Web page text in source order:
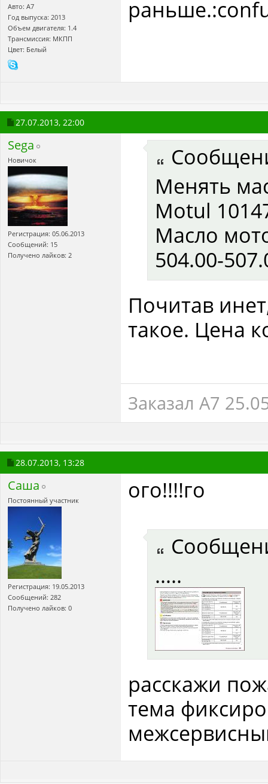
Авто: A7
Год выпуска: 2013
Объем двигателя: 1.4
Трансмиссия: МКПП
Цвет: Белый
27.07.2013, 22:00
Sega
Новичок
Регистрация: 05.06.2013
Сообщений: 15
Получено лайков: 2
Менять
Motul
Масло
504.00-
Почитав
такое. Цена
Заказал А7
28.07.2013, 13:28
Саша
Постоянный участник
Регистрация: 19.05.2013
Сообщений: 282
Получено лайков: 0
ого!!!!го
.....
расскажи
тема